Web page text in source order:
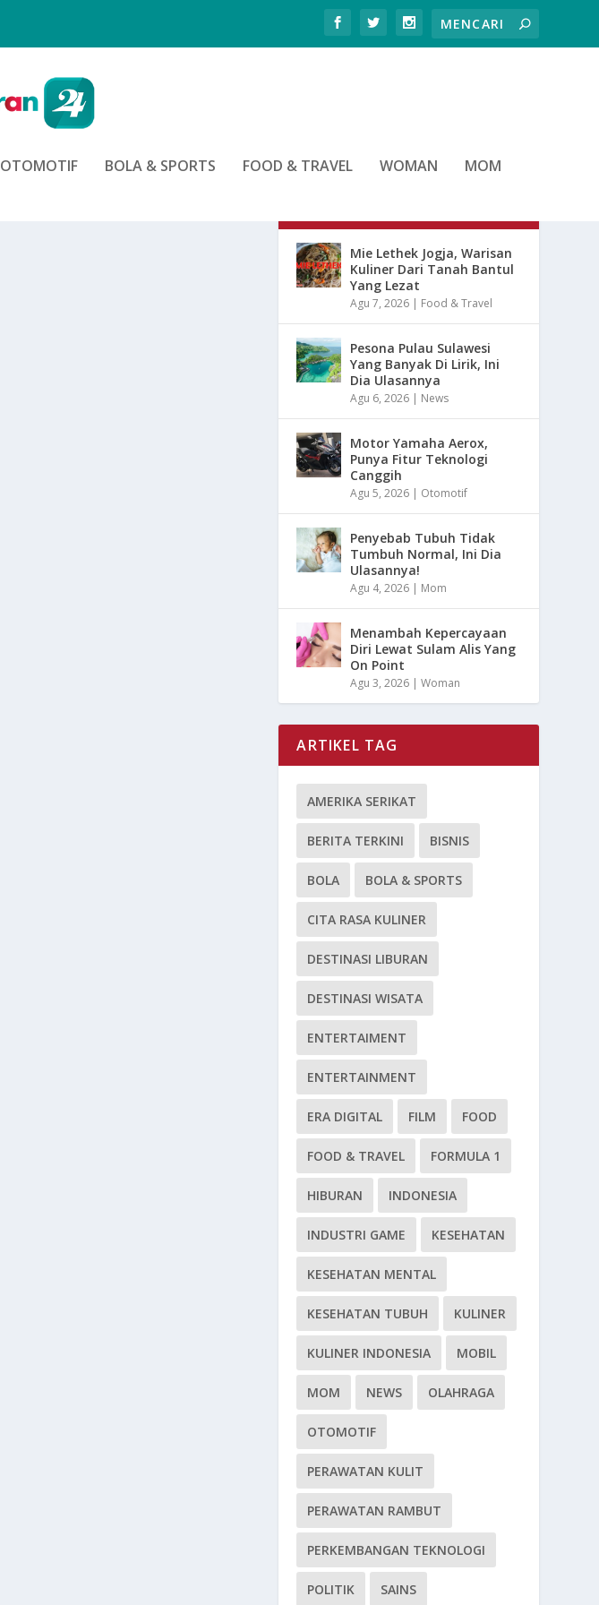
OTOMOTIF BOLA & SPORTS FOOD & TRAVEL WOMAN MOM
Mie Lethek Jogja, Warisan
Kuliner Dari Tanah Bantul
Yang Lezat
Agu 7, 2026 | Food & Travel
Pesona Pulau Sulawesi
Yang Banyak Di Lirik, Ini
Dia Ulasannya
Agu 6, 2026 | News
Motor Yamaha Aerox,
Punya Fitur Teknologi
Canggih
Agu 5, 2026 | Otomotif
Penyebab Tubuh Tidak
Tumbuh Normal, Ini Dia
Ulasannya!
Agu 4, 2026 | Mom
Menambah Kepercayaan
Diri Lewat Sulam Alis Yang
On Point
Agu 3, 2026 |Woman
ARTIKEL TAG
AMERIKA SERIKAT
BERITA TERKINI BISNIS
BOLA BOLA & SPORTS
CITA RASA KULINER
DESTINASI LIBURAN
DESTINASI WISATA
ENTERTAIMENT
ENTERTAINMENT
ERA DIGITAL FILM FOOD
FOOD & TRAVEL FORMULA 1
HIBURAN INDONESIA
INDUSTRI GAME KESEHATAN
KESEHATAN MENTAL
KESEHATAN TUBUH KULINER
KULINER INDONESIA MOBIL
MOM NEWS OLAHRAGA
OTOMOTIF
PERAWATAN KULIT
PERAWATAN RAMBUT
PERKEMBANGAN TEKNOLOGI
POLITIK SAINS